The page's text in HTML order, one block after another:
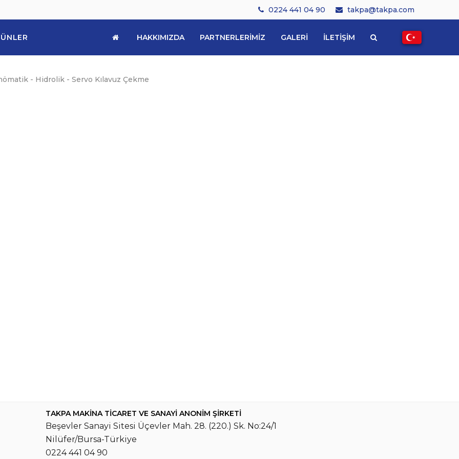
0224 441 04 90 takpa@takpa.com
HAKKIMIZDA PARTNERLERIMIZ GALERI İLETIŞIM
- Hidrolik - Servo Kılavuz Çekme
TAKPA MAKİNA TİCARET VE SANAYİ ANONİM ŞİRKETİ
Beşevler Sanayi Sitesi Üçevler Mah. 28. (220.) Sk. No:24/1
Nilüfer/Bursa-Türkiye
0224 441 04 90